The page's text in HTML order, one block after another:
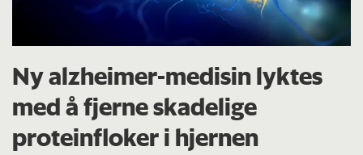
Ny alzheimer-medisin lyktes
med å fjerne skadelige
proteinfloker i hjernen